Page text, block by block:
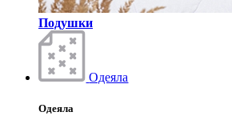
Подушки
Одеяла
Одеяла